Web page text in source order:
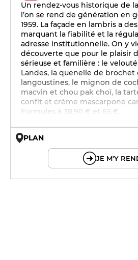
Un rendez-vous historique de
l’on se rend de génération en
1959. La façade en lambris a
marquant la fiabilité et la
adresse institutionnelle. On y
découverte que pour le plaisir
sérieuse et familière : le velouté
Landes, la quenelle de brochet
langoustines, le mignon de
macvin et chou pak choï, la
confit et crème mascarpone
Formules à 38,90 € et 65 €.
PLAN
JE M'Y